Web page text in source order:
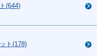
(644)
ト(178)